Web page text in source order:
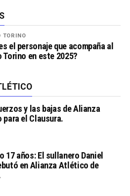
TORINO
el personaje que acompaña al
en este 2025?
y las bajas de Alianza
el Clausura.
17 años: El sullanero Daniel
en Alianza Atlético de